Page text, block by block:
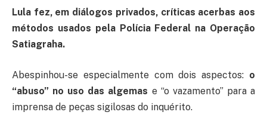
Lula fez, em diálogos privados, críticas acerbas aos
métodos usados pela Polícia Federal na Operação
Satiagraha.
Abespinhou-se especialmente com dois aspectos: o
“abuso” no uso das algemas e “o vazamento” para a
imprensa de peças sigilosas do inquérito.